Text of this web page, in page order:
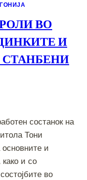
ВО
И
состанок на
Тони
и
и со
во